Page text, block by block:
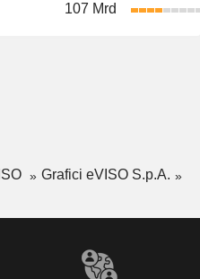
107 Mrd
Grafici eVISO S.p.A.